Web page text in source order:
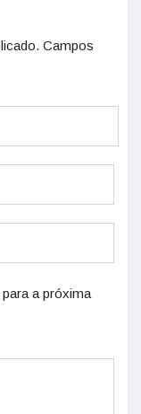
Campos
a próxima